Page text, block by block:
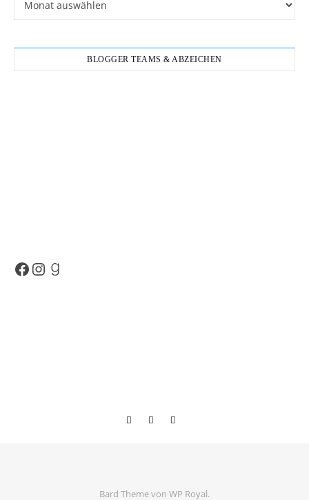
BLOGGER TEAMS & ABZEICHEN
Facebook
Instagram
Goodreads
Bard Theme von WP Royal.